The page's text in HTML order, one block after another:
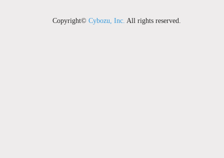
Copyright©Cybozu, Inc. All rights reserved.